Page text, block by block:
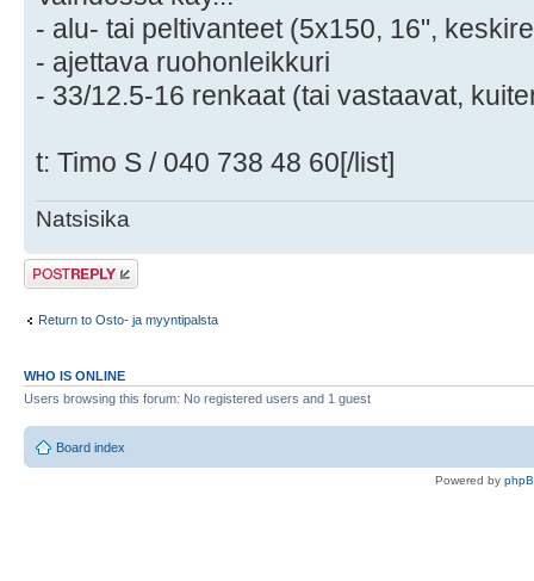
- alu- tai peltivanteet (5x150, 16",
- ajettava ruohonleikkuri
- 33/12.5-16 renkaat (tai vastaavat,
t: Timo S / 040 738 48 60[/list]
Natsisika
Post a reply
Return to Osto- ja myyntipalsta
WHO IS ONLINE
Users browsing this forum: No registered users and 1 guest
Board index
Powered by